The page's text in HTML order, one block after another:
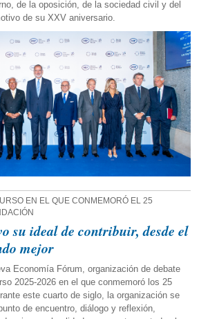
de la oposición, de la sociedad civil y del
de su XXV aniversario.
EN EL QUE CONMEMORÓ EL 25
su ideal de contribuir, desde el
mejor
Economía Fórum, organización de debate
2025-2026 en el que conmemoró los 25
este cuarto de siglo, la organización se
de encuentro, diálogo y reflexión,